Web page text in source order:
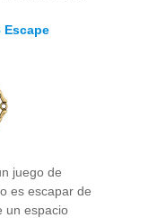
Escape
juego de
es escapar de
un espacio